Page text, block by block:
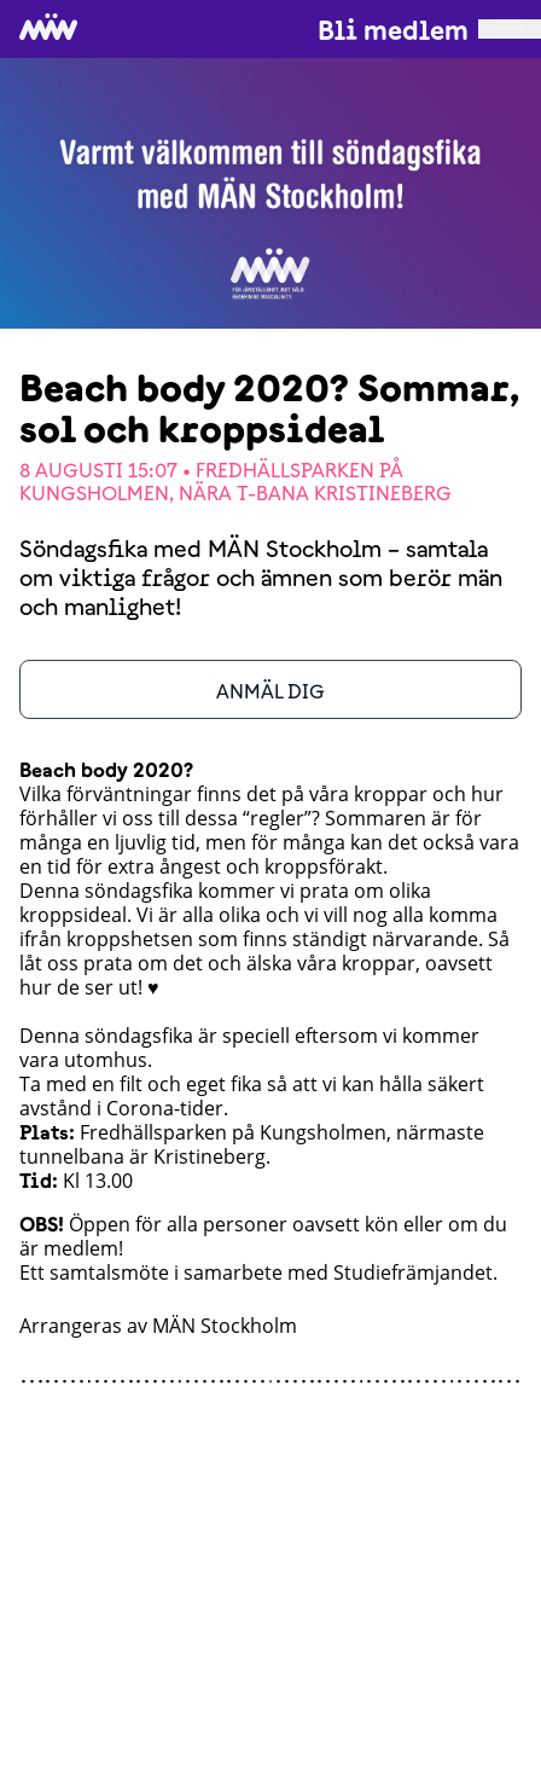
Bli medlem
Beach body 2020? Sommar,
sol och kroppsideal
8 AUGUSTI 15:07 • FREDHÄLLSPARKEN PÅ
KUNGSHOLMEN, NÄRA T-BANA KRISTINEBERG
Söndagsfika med MÄN Stockholm – samtala
om viktiga frågor och ämnen som berör män
och manlighet!
ANMÄL DIG
Beach body 2020?
Vilka förväntningar finns det på våra kroppar och hur
förhåller vi oss till dessa “regler”? Sommaren är för
många en ljuvlig tid, men för många kan det också vara
en tid för extra ångest och kroppsförakt.
Denna söndagsfika kommer vi prata om olika
kroppsideal. Vi är alla olika och vi vill nog alla komma
ifrån kroppshetsen som finns ständigt närvarande. Så
låt oss prata om det och älska våra kroppar, oavsett
hur de ser ut! ♥
Denna söndagsfika är speciell eftersom vi kommer
vara utomhus.
Ta med en filt och eget fika så att vi kan hålla säkert
avstånd i Corona-tider.
Plats: Fredhällsparken på Kungsholmen, närmaste
tunnelbana är Kristineberg.
Tid: Kl 13.00
OBS! Öppen för alla personer oavsett kön eller om du
är medlem!
Ett samtalsmöte i samarbete med Studiefrämjandet.
Arrangeras av MÄN Stockholm